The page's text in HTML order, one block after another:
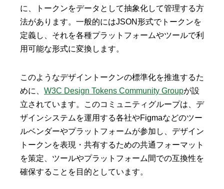
に、トークンをデータとして抽象化して管理する方
法があります。一般的にはJSON形式でトークンを
定義し、それを各種プラットフォームやツールで利
用可能な形式に変換します。
このようなデザイントークンの標準化を推進するた
めに、 W3C Design Tokens Community Groupが設
立されています。このコミュニティグループは、デ
ザインシステムを運用する各社やFigmaなどのツー
ルベンダーやプラットフォームが参加し、デザイン
トークンを表現・共有するための共通フォーマット
を策定、ツールやプラットフォーム間での互換性を
確保することを目的としています。